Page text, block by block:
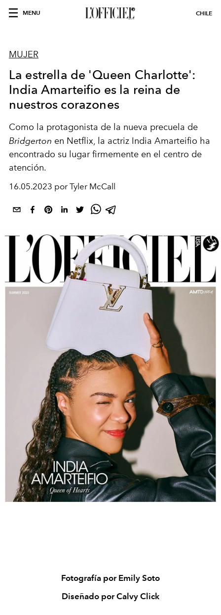
MENU CHILE
MUJER
La estrella de 'Queen Charlotte':
India Amarteifio es la reina de
nuestros corazones
Como la protagonista de la nueva precuela de
Bridgerton en Netflix, la actriz India Amarteifio ha
encontrado su lugar firmemente en el centro de
atención.
16.05.2023 por Tyler McCall
Fotografía por Emily Soto
Diseñado por Calvy Click